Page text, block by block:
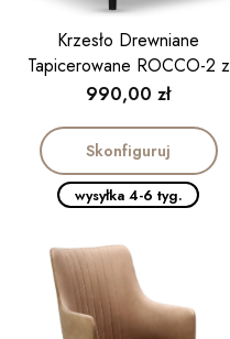
Krzesło Drewniane
Tapicerowane ROCCO-2 z
podłokietnikiem
Cena
990,00 zł
Skonfiguruj
wysyłka 4-6 tyg.